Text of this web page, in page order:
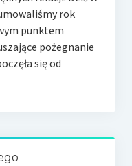
rok
punktem
pożegnanie
się od